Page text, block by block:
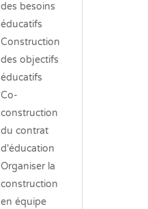
des besoins
éducatifs
Construction
des objectifs
éducatifs
Co-
construction
du contrat
d'éducation
Organiser la
construction
en équipe